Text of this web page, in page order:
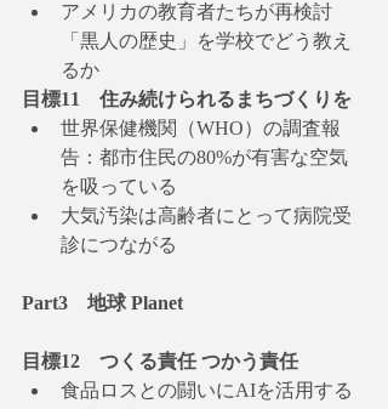
アメリカの教育者たちが再検討
「黒人の歴史」を学校でどう教え
るか
目標11　住み続けられるまちづくりを
世界保健機関（WHO）の調査報
告：都市住民の80%が有害な空気
を吸っている
大気汚染は高齢者にとって病院受
診につながる
Part3　地球 Planet
目標12　つくる責任 つかう責任
食品ロスとの闘いにAIを活用する